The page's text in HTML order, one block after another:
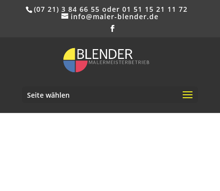
(07 21) 3 84 66 55 oder 01 51 15 21 11 72
info@maler-blender.de
Seite wählen